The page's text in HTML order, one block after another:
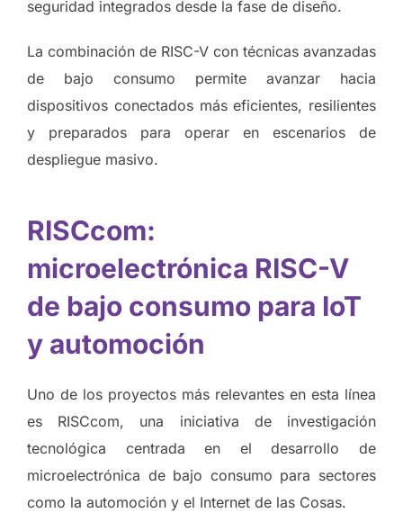
seguridad integrados desde la fase de diseño.
La combinación de RISC-V con técnicas avanzadas
de bajo consumo permite avanzar hacia
dispositivos conectados más eficientes, resilientes
y preparados para operar en escenarios de
despliegue masivo.
RISCcom:
microelectrónica RISC-V
de bajo consumo para IoT
y automoción
Uno de los proyectos más relevantes en esta línea
es RISCcom, una iniciativa de investigación
tecnológica centrada en el desarrollo de
microelectrónica de bajo consumo para sectores
como la automoción y el Internet de las Cosas.